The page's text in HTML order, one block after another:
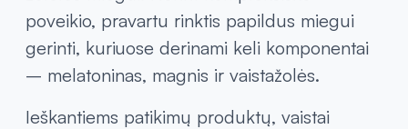
poveikio, pravartu rinktis papildus miegui
gerinti, kuriuose derinami keli komponentai
– melatoninas, magnis ir vaistažolės.
Ieškantiems patikimų produktų, vaistai